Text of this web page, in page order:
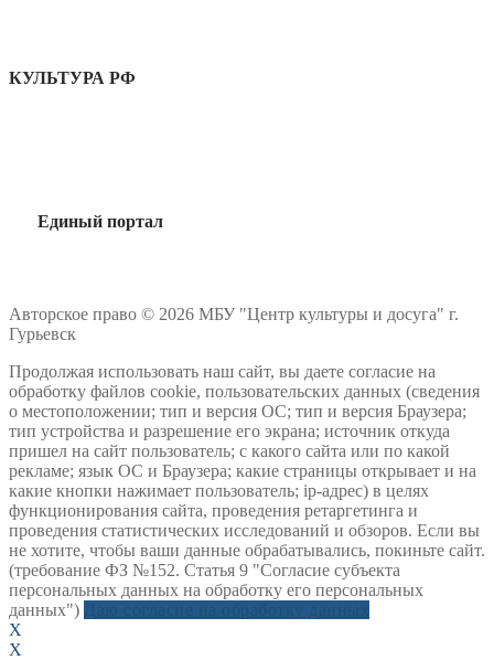
КУЛЬТУРА РФ
Единый портал
Авторское право © 2026 МБУ "Центр культуры и досуга" г.
Гурьевск
Продолжая использовать наш сайт, вы даете согласие на
обработку файлов cookie, пользовательских данных (сведения
о местоположении; тип и версия ОС; тип и версия Браузера;
тип устройства и разрешение его экрана; источник откуда
пришел на сайт пользователь; с какого сайта или по какой
рекламе; язык ОС и Браузера; какие страницы открывает и на
какие кнопки нажимает пользователь; ip-адрес) в целях
функционирования сайта, проведения ретаргетинга и
проведения статистических исследований и обзоров. Если вы
не хотите, чтобы ваши данные обрабатывались, покиньте сайт.
(требование ФЗ №152. Статья 9 "Согласие субъекта
персональных данных на обработку его персональных
данных")
X
X